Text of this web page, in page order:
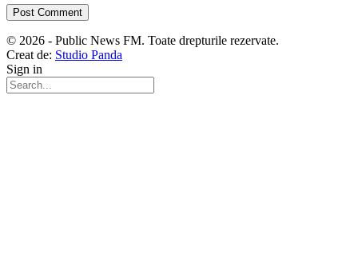
© 2026 - Public News FM. Toate drepturile rezervate.
Creat de: Studio Panda
Sign in